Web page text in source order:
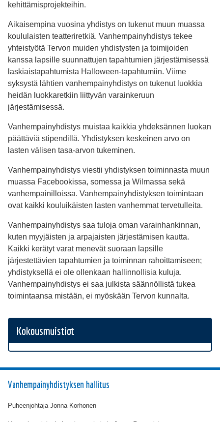
kehittämisprojekteihin.
Aikaisempina vuosina yhdistys on tukenut muun muassa
koululaisten teatteriretkiä. Vanhempainyhdistys tekee
yhteistyötä Tervon muiden yhdistysten ja toimijoiden
kanssa lapsille suunnattujen tapahtumien järjestämisessä
laskiaistapahtumista Halloween-tapahtumiin. Viime
syksystä lähtien vanhempainyhdistys on tukenut luokkia
heidän luokkaretkiin liittyvän varainkeruun
järjestämisessä.
Vanhempainyhdistys muistaa kaikkia yhdeksännen luokan
päättäviä stipendillä. Yhdistyksen keskeinen arvo on
lasten välisen tasa-arvon tukeminen.
Vanhempainyhdistys viestii yhdistyksen toiminnasta muun
muassa Facebookissa, somessa ja Wilmassa sekä
vanhempainilloissa. Vanhempainyhdistyksen toimintaan
ovat kaikki kouluikäisten lasten vanhemmat tervetulleita.
Vanhempainyhdistys saa tuloja oman varainhankinnan,
kuten myyjäisten ja arpajaisten järjestämisen kautta.
Kaikki kerätyt varat menevät suoraan lapsille
järjestettävien tapahtumien ja toiminnan rahoittamiseen;
yhdistyksellä ei ole ollenkaan hallinnollisia kuluja.
Vanhempainyhdistys ei saa julkista säännöllistä tukea
toimintaansa mistään, ei myöskään Tervon kunnalta.
Kokousmuistiot
Vanhempainyhdistyksen hallitus
Puheenjohtaja Jonna Korhonen